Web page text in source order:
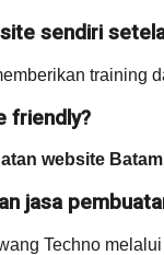
sendiri
training
friendly?
website Batam
jasa
Techno